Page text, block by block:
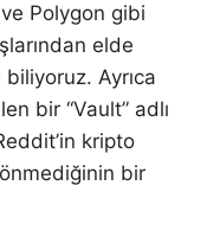
Polygon gibi
elde
Ayrıca
bir “Vault” adlı
kripto
bir